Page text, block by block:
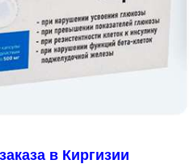
в Киргизии